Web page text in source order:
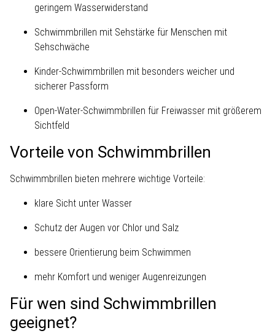
geringem Wasserwiderstand
Schwimmbrillen mit Sehstärke für Menschen mit
Sehschwäche
Kinder-Schwimmbrillen mit besonders weicher und
sicherer Passform
Open-Water-Schwimmbrillen für Freiwasser mit größerem
Sichtfeld
Vorteile von Schwimmbrillen
Schwimmbrillen bieten mehrere wichtige Vorteile:
klare Sicht unter Wasser
Schutz der Augen vor Chlor und Salz
bessere Orientierung beim Schwimmen
mehr Komfort und weniger Augenreizungen
Für wen sind Schwimmbrillen
geeignet?